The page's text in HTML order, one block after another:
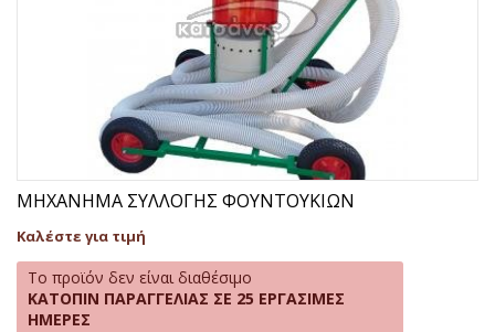
ΜΗΧΑΝΗΜΑ ΣΥΛΛΟΓΗΣ ΦΟΥΝΤΟΥΚΙΩΝ
Καλέστε για τιμή
Το προϊόν δεν είναι διαθέσιμο
ΚΑΤΟΠΙΝ ΠΑΡΑΓΓΕΛΙΑΣ ΣΕ 25 ΕΡΓΑΣΙΜΕΣ
ΗΜΕΡΕΣ